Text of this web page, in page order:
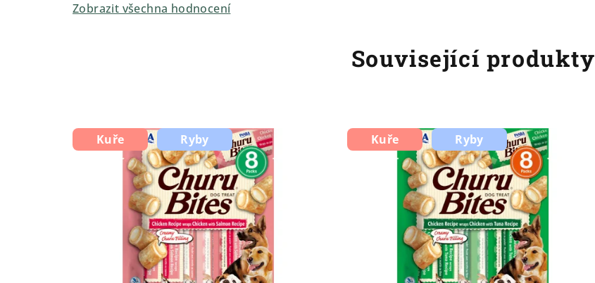
Zobrazit všechna hodnocení
Související produkty
Kuře Ryby Kuře Ryby